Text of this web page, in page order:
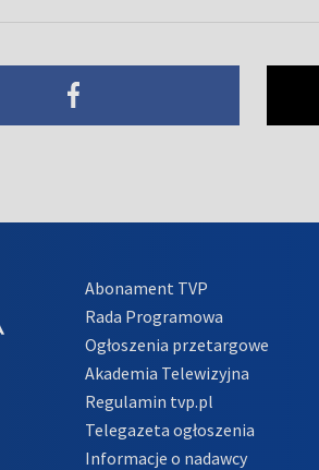
Abonament TVP
Rada Programowa
Ogłoszenia przetargowe
Akademia Telewizyjna
Regulamin tvp.pl
Telegazeta ogłoszenia
Informacje o nadawcy